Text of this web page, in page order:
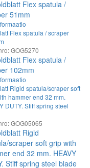
Flex spatula / scraper
GOG5270
Rigid spatula/scraper soft
hammer end 32 mm.
DUTY. Stiff spring steel
GOG05065